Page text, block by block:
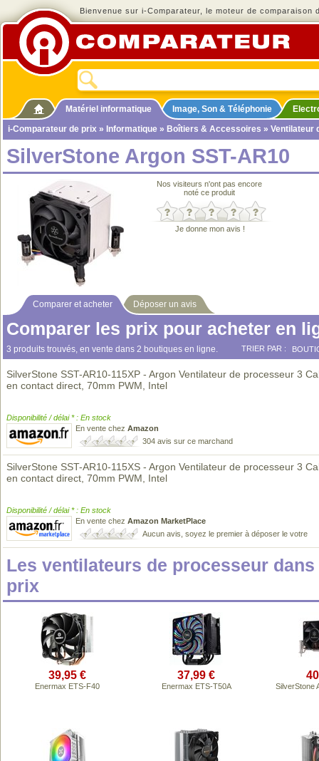
Bienvenue sur i-Comparateur, le moteur de comparaison
Matériel informatique Image, Son & Téléphonie
i-Comparateur de prix » Informatique » Boîtiers & Accessoires » Ventilateur
SilverStone Argon SST-AR10
Nos visiteurs n'ont pas encore
noté ce produit
Je donne mon avis !
Comparer et acheter Déposer un avis
Comparer les prix pour acheter en
3 produits trouvés, en vente dans 2 boutiques en ligne. TRIER PAR :
SilverStone SST-AR10-115XP - Argon Ventilateur de processeur 3
en contact direct, 70mm PWM, Intel
Disponibilité / délai * : En stock
En vente chez Amazon
304 avis sur ce marchand
SilverStone SST-AR10-115XS - Argon Ventilateur de processeur 3
en contact direct, 70mm PWM, Intel
Disponibilité / délai * : En stock
En vente chez Amazon MarketPlace
Aucun avis, soyez le premier à déposer le votre
Les ventilateurs de processeur dans
prix
39,95 €
Enermax ETS-F40
37,99 €
Enermax ETS-T50A SilverStone